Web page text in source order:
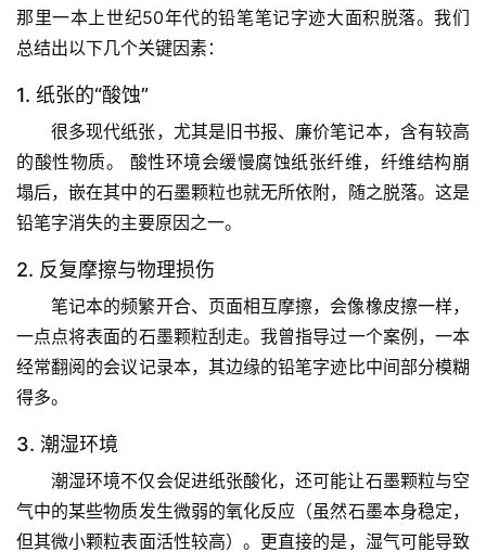
首
那里一本上世纪50年代的铅笔笔记字迹大面积脱落。我们
总结出以下几个关键因素：
1. 纸张的“酸蚀”
很多现代纸张，尤其是旧书报、廉价笔记本，含有较高
的酸性物质。
酸性环境会缓慢腐蚀纸张纤维，纤维结构崩
塌后，嵌在其中的石墨颗粒也就无所依附，随之脱落。这是
铅笔字消失的主要原因之一。
2. 反复摩擦与物理损伤
笔记本的频繁开合、页面相互摩擦，会像橡皮擦一样，
一点点将表面的石墨颗粒刮走。我曾指导过一个案例，一本
经常翻阅的会议记录本，其边缘的铅笔字迹比中间部分模糊
得多。
3. 潮湿环境
潮湿环境不仅会促进纸张酸化，还可能让石墨颗粒与空
气中的某些物质发生微弱的氧化反应（虽然石墨本身稳定，
但其微小颗粒表面活性较高）。更直接的是，湿气可能导致